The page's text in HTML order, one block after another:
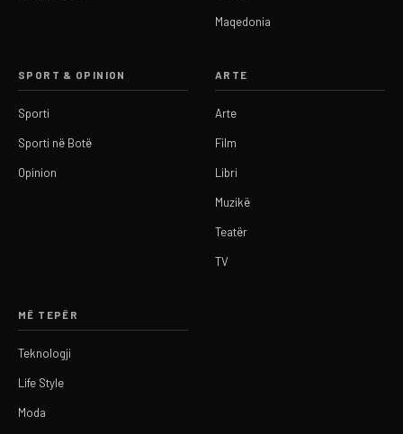
Maqedonia
SPORT & OPINION
Sporti
Sporti në Botë
Opinion
ARTE
Arte
Film
Libri
Muzikë
Teatër
TV
MË TEPËR
Teknologji
Life Style
Moda